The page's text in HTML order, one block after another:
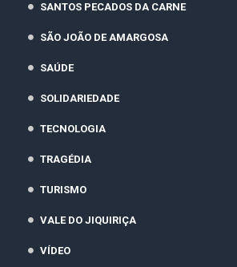
SANTOS PECADOS DA CARNE
SÃO JOÃO DE AMARGOSA
SAÚDE
SOLIDARIEDADE
TECNOLOGIA
TRAGÉDIA
TURISMO
VALE DO JIQUIRIÇA
VÍDEO